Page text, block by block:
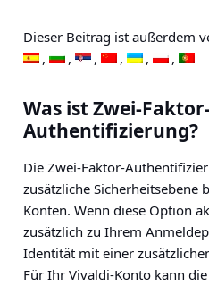
Dieser Beitrag ist außerdem
Was ist Zwei-
Authentifizierung?
Die Zwei-Faktor-
zusätzliche Sicherheitsebene
Konten. Wenn diese Option
zusätzlich zu Ihrem
Identität mit einer
Für Ihr Vivaldi-Konto kann